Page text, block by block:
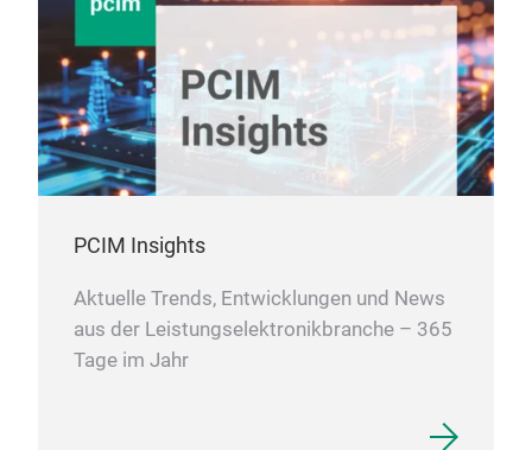
PCIM Insights
Aktuelle Trends, Entwicklungen und News
aus der Leistungselektronikbranche – 365
Tage im Jahr